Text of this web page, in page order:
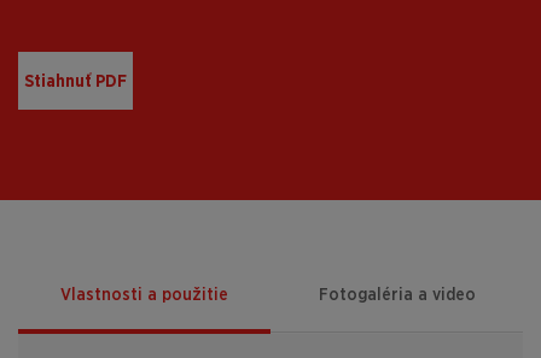
Stiahnuť PDF
Vlastnosti a použitie Fotogaléria a video